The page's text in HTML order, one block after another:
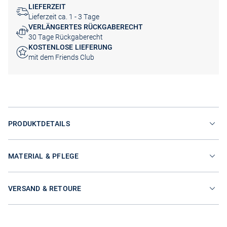
LIEFERZEIT
Lieferzeit ca. 1 - 3 Tage
VERLÄNGERTES RÜCKGABERECHT
30 Tage Rückgaberecht
KOSTENLOSE LIEFERUNG
mit dem Friends Club
PRODUKTDETAILS
MATERIAL & PFLEGE
VERSAND & RETOURE